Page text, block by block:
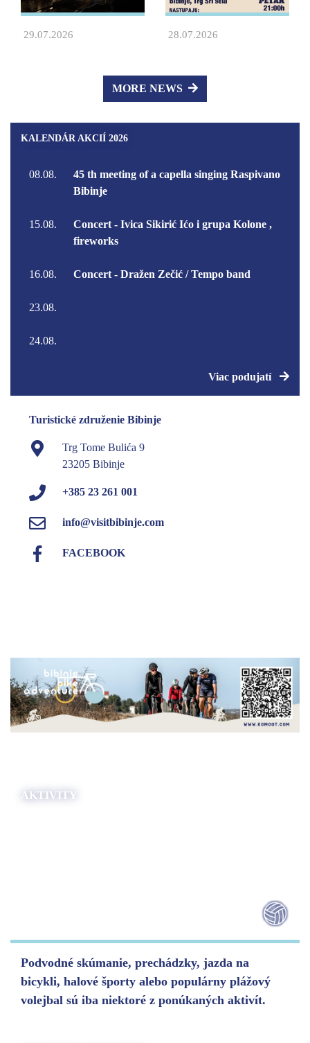
29.07.2026 28.07.2026
MORE NEWS
KALENDÁR AKCIÍ 2026
08.08.
45 th meeting of a capella singing Raspivano
Bibinje
15.08.
Concert - Ivica Sikirić Ićo i grupa Kolone ,
fireworks
16.08. Concert - Dražen Zečić / Tempo band
23.08.
24.08.
Viac podujatí
Turistické združenie Bibinje
Trg Tome Bulića 9
23205 Bibinje
+385 23 261 001
info@visitbibinje.com
FACEBOOK
AKTIVITY
Podvodné skúmanie, prechádzky, jazda na
bicykli, halové športy alebo populárny plážový
volejbal sú iba niektoré z ponúkaných aktivít.